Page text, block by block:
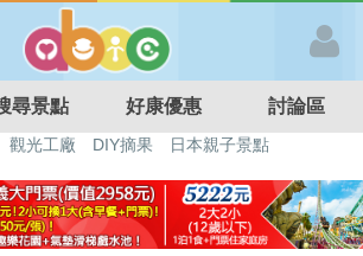
尋景點 好康優惠 討論區
觀光工廠 DIY摘果
日本親子景點